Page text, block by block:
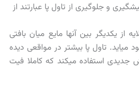
و جلوگیری از تاول پا عبارتند از
از یکدیگر بین آنها مایع میان بافتی
تاول پا بیشتر در مواقعی دیده
استفاده میکند که کاملا فیت